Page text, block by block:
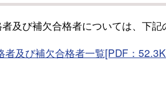
及び補欠合格者については、下記
及び補欠合格者一覧[PDF：